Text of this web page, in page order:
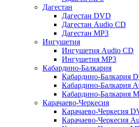
Дагестан
Дагестан DVD
Дагестан Audio CD
Дагестан MP3
Ингушетия
Ингушетия Audio CD
Ингушетия MP3
Кабардино-Балкария
Кабардино-Балкария
Кабардино-Балкария
Кабардино-Балкария
Карачаево-Черкесия
Карачаево-Черкесия
Карачаево-Черкесия